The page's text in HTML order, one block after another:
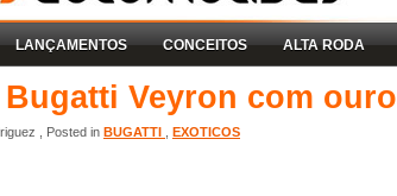
LANÇAMENTOS CONCEITOS ALTA RODA
Veyron com ouro
, Posted in BUGATTI EXOTICOS